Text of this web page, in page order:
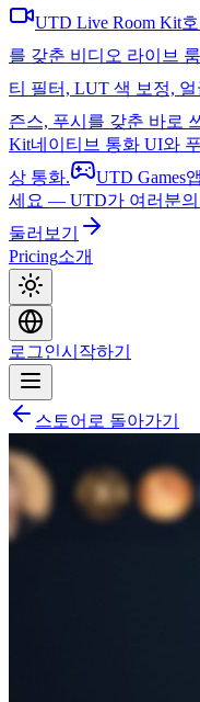
UTD Live Room Kit
를 갖춘 비디오 라이브
티 필터, LUT 색 보정, 얼
즌스, 푸시를 갖춘 바로
Kit네이티브 통화 UI와
상 통화.
UTD Games
세요 — UTD가 여러분
둘러보기
Pricing소개
로그인시작하기
스토어로 돌아가기